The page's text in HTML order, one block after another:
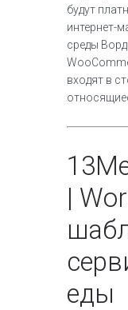
будут
интернет-
среды
входят в
13
|
еды